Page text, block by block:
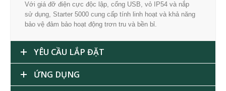
Với giá đỡ điện cực độc lập, cổng USB, vỏ IP54 và nắp
sử dụng, Starter 5000 cung cấp tính linh hoạt và khả năng
bảo vệ đảm bảo hoạt động trơn tru và bền bỉ.
YÊU CẦU LẮP ĐẶT
ỨNG DỤNG